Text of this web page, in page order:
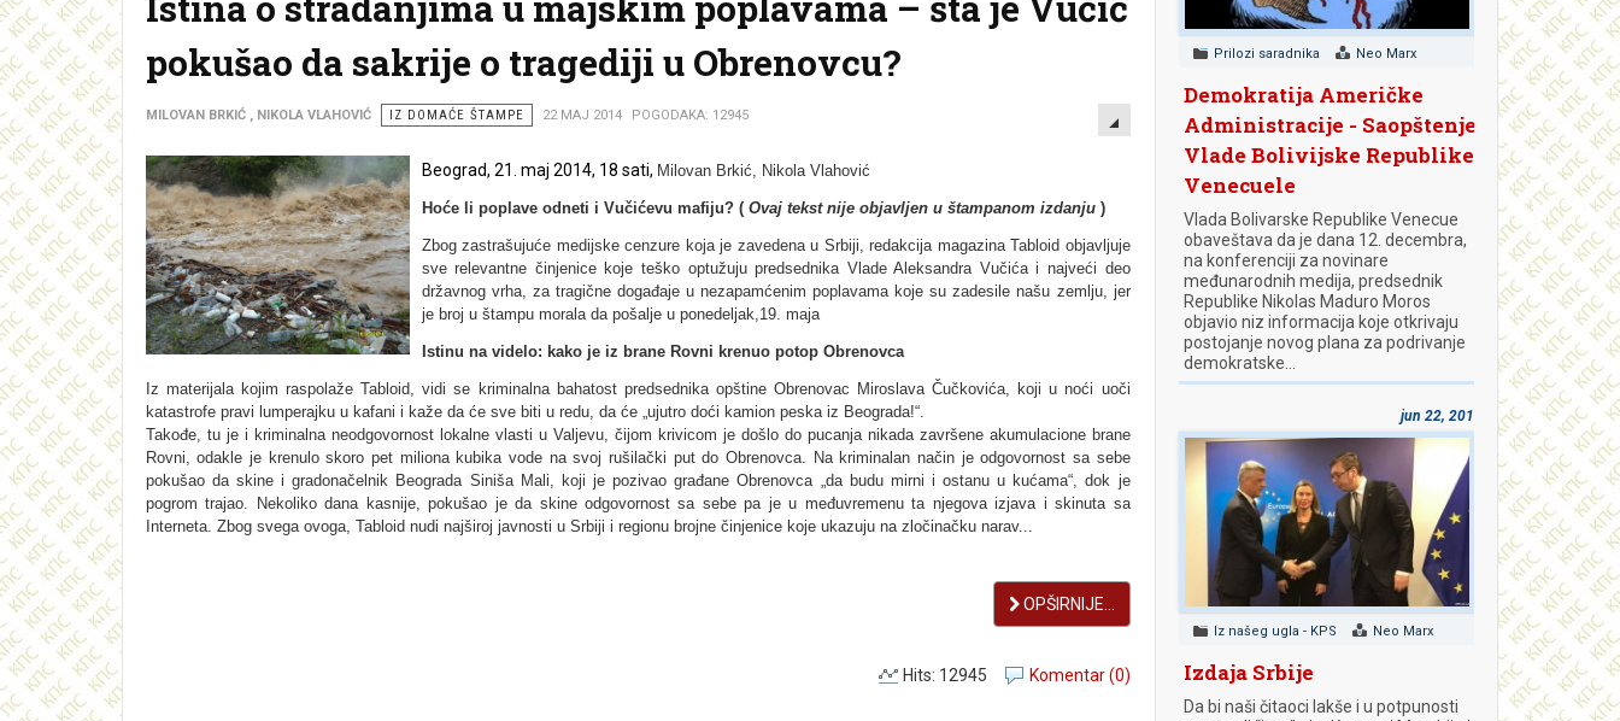
pokušao da sakrije o tragediji u Obrenovcu?
EMPTY
MILOVAN BRKIĆ , NIKOLA VLAHOVIĆ IZ DOMAĆE ŠTAMPE 22 MAJ 2014 POGODAKA: 12945
Beograd, 21. maj 2014, 18 sati, Milovan Brkić, Nikola Vlahović
Hoće li poplave odneti i Vučićevu mafiju? ( Ovaj tekst nije objavlјen u štampanom izdanju)
Zbog zastrašujuće medijske cenzure koja je zavedena u Srbiji, redakcija magazina Tabloid objavlјuje
sve relevantne činjenice koje teško optužuju predsednika Vlade Aleksandra Vučića i najveći deo
državnog vrha, za tragične događaje u nezapamćenim poplavama koje su zadesile našu zemlјu, jer
je broj u štampu morala da pošalјe u ponedelјak,19. maja
Istinu na videlo: kako je iz brane Rovni krenuo potop Obrenovca
Iz materijala kojim raspolaže Tabloid, vidi se kriminalna bahatost predsednika opštine Obrenovac Miroslava Čučkovića, koji u noći uoči
katastrofe pravi lumperajku u kafani i kaže da će sve biti u redu, da će „ujutro doći kamion peska iz Beograda!“.
Takođe, tu je i kriminalna neodgovornost lokalne vlasti u Valјevu, čijom krivicom je došlo do pucanja nikada završene akumulacione brane
Rovni, odakle je krenulo skoro pet miliona kubika vode na svoj rušilački put do Obrenovca. Na kriminalan način je odgovornost sa sebe
pokušao da skine i gradonačelnik Beograda Siniša Mali, koji je pozivao građane Obrenovca „da budu mirni i ostanu u kućama“, dok je
pogrom trajao. Nekoliko dana kasnije, pokušao je da skine odgovornost sa sebe pa je u međuvremenu ta njegova izjava i skinuta sa
Interneta. Zbog svega ovoga, Tabloid nudi najširoj javnosti u Srbiji i regionu brojne činjenice koje ukazuju na zločinačku narav...
OPŠIRNIJE...
Komentar (0)
Hits: 12945
Prilozi saradnika Neo Marx
Demokratija Američke
Administracije - Saopštenje
Vlade Bolivijske Republike
Venecuele
Vlada Bolivarske Republike Venecue
obaveštava da je dana 12. decembra,
na konferenciji za novinare
međunarodnih medija, predsednik
Republike Nikolas Maduro Moros
objavio niz informacija koje otkrivaju
postojanje novog plana za podrivanje
demokratske…
jun 22, 2018
Iz našeg ugla - KPS Neo Marx
Izdaja Srbije
Da bi naši čitaoci lakše i u potpunosti